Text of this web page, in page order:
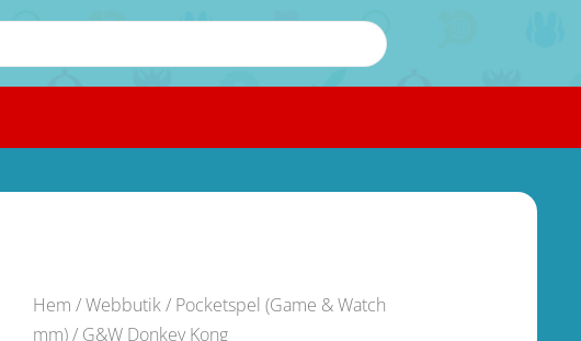
Hem /Webbutik/ Pocketspel (Game & Watch
mm)/ G&W Donkey Kong